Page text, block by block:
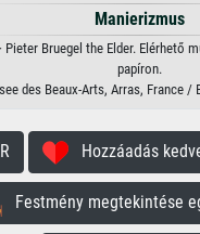
Manierizmus
Bruegel the Elder.
papíron.
des Beaux-Arts, Arras, France /
Hozzáadás
Festmény megtekintése